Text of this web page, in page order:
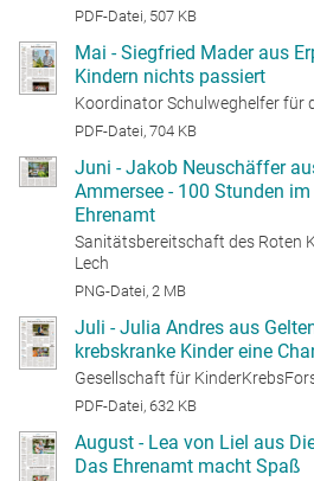
PDF-Datei, 507 KB
Mai - Siegfried Mader aus
Kindern nichts passiert
Koordinator Schulweghelfer für
PDF-Datei, 704 KB
Juni - Jakob Neuschäffer
Ammersee - 100 Stunden
Ehrenamt
Sanitätsbereitschaft des Roten
Lech
PNG-Datei, 2 MB
Juli - Julia Andres aus
krebskranke Kinder eine
Gesellschaft für
PDF-Datei, 632 KB
August - Lea von Liel aus
Das Ehrenamt macht Spaß